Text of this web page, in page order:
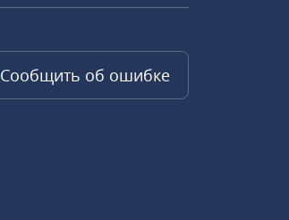
Сообщить об ошибке